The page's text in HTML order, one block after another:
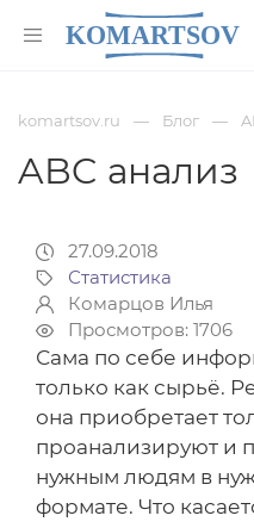
komartsov.ru Блог
ABC анализ
27.09.2018
Статистика
Комарцов Илья
Просмотров: 1706
Сама по себе
только как сырьё.
она приобретает
проанализируют и
нужным людям в
формате. Что